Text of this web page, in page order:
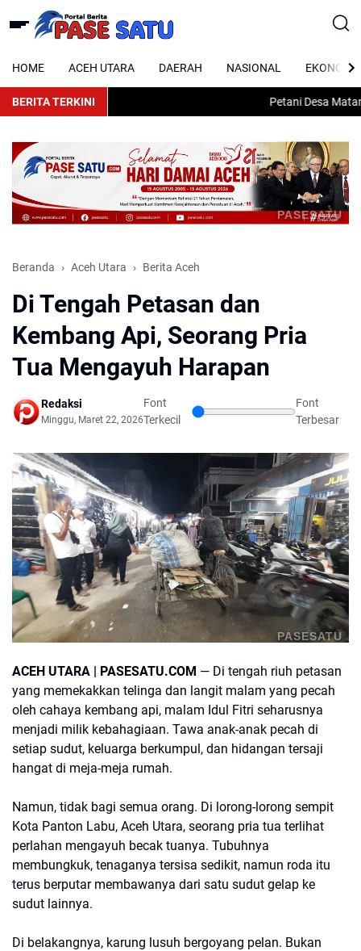
HOME ACEH UTARA DAERAH NASIONAL EKONOMI
BERITA TERKINI Petani Desa Matang
PASESATU
Beranda Aceh Utara Berita Aceh
Di Tengah Petasan dan
Kembang Api, Seorang Pria
Tua Mengayuh Harapan
Redaksi
Minggu, Maret 22, 2026
Font
Terkecil
Font
Terbesar
PASESATU
ACEH UTARA | PASESATU.COM — Di tengah riuh petasan
yang memekakkan telinga dan langit malam yang pecah
oleh cahaya kembang api, malam Idul Fitri seharusnya
menjadi milik kebahagiaan. Tawa anak-anak pecah di
setiap sudut, keluarga berkumpul, dan hidangan tersaji
hangat di meja-meja rumah.
Namun, tidak bagi semua orang. Di lorong-lorong sempit
Kota Panton Labu, Aceh Utara, seorang pria tua terlihat
perlahan mengayuh becak tuanya. Tubuhnya
membungkuk, tenaganya tersisa sedikit, namun roda itu
terus berputar membawanya dari satu sudut gelap ke
sudut lainnya.
Di belakangnya, karung lusuh bergoyang pelan. Bukan